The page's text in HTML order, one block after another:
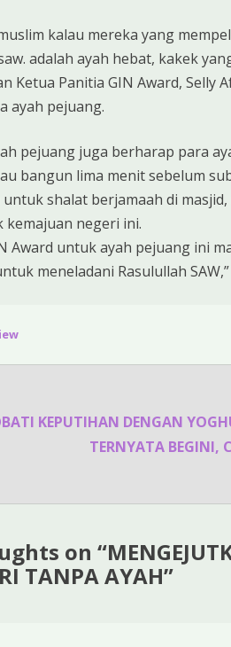
kalau mereka yang
adalah ayah hebat, kakek
Ketua Panitia GIN Award, Selly
ayah pejuang.
pejuang juga berharap para
bangun lima menit sebelum
shalat berjamaah di
kemajuan negeri ini.
Award untuk ayah pejuang ini
meneladani Rasulullah
KEPUTIHAN DENGAN
TERNYATA BEGINI,
on “
TANPA AYAH”